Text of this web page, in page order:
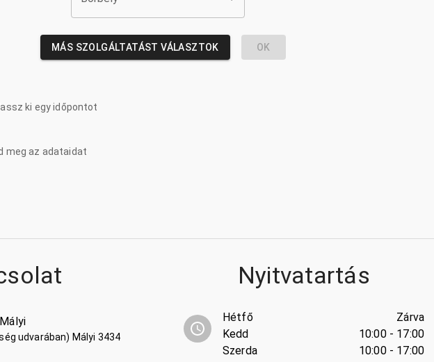
MÁS SZOLGÁLTATÁST VÁLASZTOK OK
ki egy időpontot
meg az adataidat
udvarában) Mályi 3434
Nyitvatartás
Hétfő
Kedd
Szerda
Zárva
10:00 - 17:00
10:00 - 17:00